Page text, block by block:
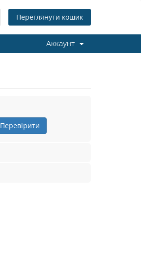
Переглянути кошик
Аккаунт
Перевірити